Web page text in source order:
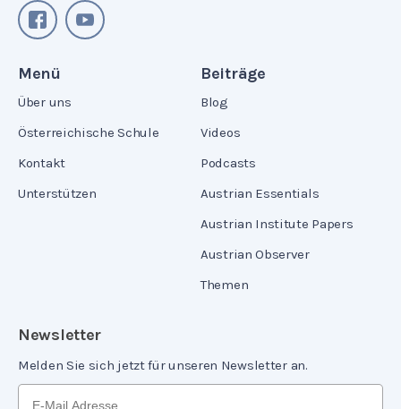
Menü
Über uns
Österreichische Schule
Kontakt
Unterstützen
Beiträge
Blog
Videos
Podcasts
Austrian Essentials
Austrian Institute Papers
Austrian Observer
Themen
Newsletter
Melden Sie sich jetzt für unseren Newsletter an.